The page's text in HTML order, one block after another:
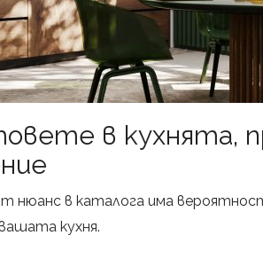
в кухнята,
нюанс в каталога има
кухня.